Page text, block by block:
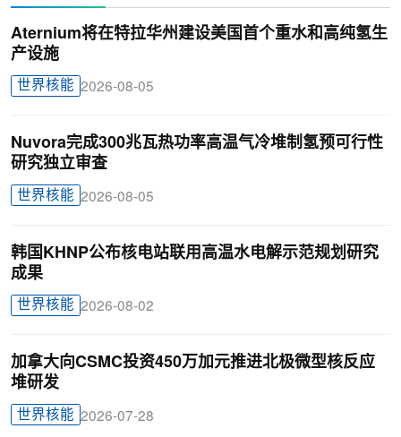
Aternium将在特拉华州建设美国首个重水和高纯氢生
产设施
世界核能 2026-08-05
Nuvora完成300兆瓦热功率高温气冷堆制氢预可行性
研究独立审查
世界核能 2026-08-05
韩国KHNP公布核电站联用高温水电解示范规划研究
成果
世界核能 2026-08-02
加拿大向CSMC投资450万加元推进北极微型核反应
堆研发
世界核能 2026-07-28